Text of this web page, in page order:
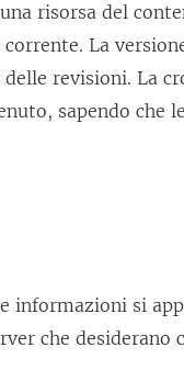
risorsa del
La
delle revisioni. La
sapendo che
informazioni si
che